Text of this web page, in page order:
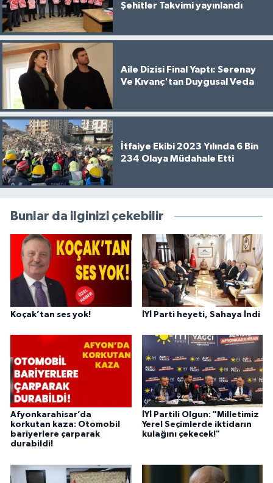
Şehitler Takvimi yayınlandı
Aile Dizisi Final Yaptı: Serenay
Ve Kıvanç'tan Duygusal Veda
İtfaiye Ekibi 2023 Yılında 6 Bin
234 Olaya Müdahale Etti
Bunlar da ilginizi çekebilir
Koçak’tan ses yok! İYİ Parti heyeti, Sahaya İndi
Afyonkarahisar’da
korkutan kaza: Otomobil
bariyerlere çarparak
durabildi!
İYİ Partili Olgun: "Milletimiz
Yerel Seçimlerde iktidarın
kulağını çekecek!"